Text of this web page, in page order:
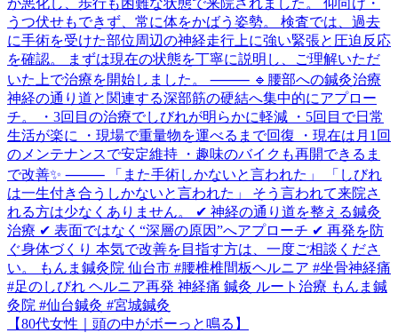
【80代女性｜頭の中がボーっと鳴る】